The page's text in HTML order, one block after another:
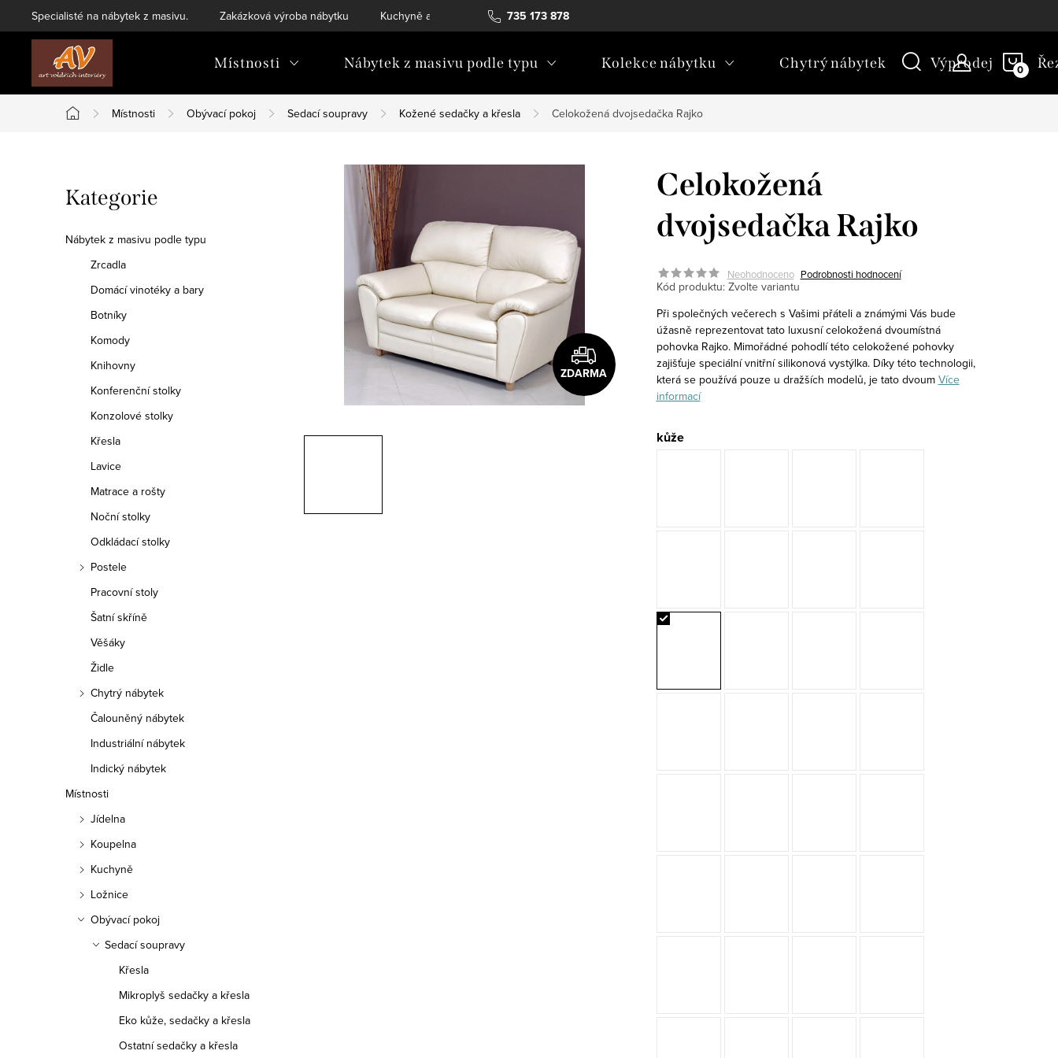
na
735 173 878
Specialisté na nábytek z masivu. Zakázková výroba nábytku Kuchyně a vestavný nábytek Katalogy ke stažení
Místnosti Nábytek z masivu podle typu Kolekce nábytku Chytrý nábytek Výprodej
Domů
Místnosti Obývací pokoj Sedací soupravy Kožené sedačky a křesla Celokožená dvojsedačka Rajko
o
s
Přeskočit
kategorie
Kategorie
Nábytek z masivu podle typu
Zrcadla
Domácí vinotéky a bary
Botníky
Komody
Knihovny
Konferenční stolky
Konzolové stolky
Křesla
Lavice
Matrace a rošty
Noční stolky
Odkládací stolky
Postele
Pracovní stoly
Šatní skříně
Věšáky
Židle
Chytrý nábytek
Čalouněný nábytek
Industriální nábytek
Indický nábytek
Místnosti
Jídelna
Koupelna
Kuchyně
Ložnice
Obývací pokoj
Sedací soupravy
Křesla
Mikroplyš sedačky a křesla
Eko kůže, sedačky a křesla
Ostatní sedačky a křesla
ZDARMA
Celokožená
dvojsedačka Rajko
Neohodnoceno Podrobnosti hodnocení
Kód produktu: Zvolte variantu
Při společných večerech s Vašimi přáteli a známými Vás bude
úžasně reprezentovat tato luxusní celokožená dvoumístná
pohovka Rajko. Mimořádné pohodlí této celokožené pohovky
zajišťuje speciální vnitřní silikonová vystýlka. Díky této technologii,
která se používá pouze u dražších modelů, je tato dvoum Více
informací
kůže